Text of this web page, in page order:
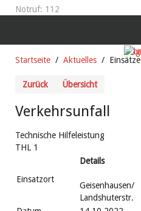
Notruf: 112
Startseite Aktuelles Einsätze
Zurück Übersicht
Verkehrsunfall
Technische Hilfeleistung
THL 1
Einsatzort
Details
Geisenhausen/
Landshuterstr.